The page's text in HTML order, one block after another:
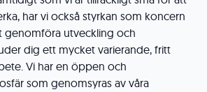
har vi också styrkan som koncern
genomföra utveckling och
dig ett mycket varierande, fritt
Vi har en öppen och
som genomsyras av våra